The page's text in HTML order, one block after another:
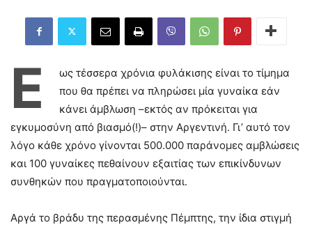
Έ
ως τέσσερα χρόνια φυλάκισης είναι το τίμημα
που θα πρέπει να πληρώσει μία γυναίκα εάν
κάνει άμβλωση –εκτός αν πρόκειται για
εγκυμοσύνη από βιασμό(!)– στην Αργεντινή. Γι’ αυτό τον
λόγο κάθε χρόνο γίνονται 500.000 παράνομες αμβλώσεις
και 100 γυναίκες πεθαίνουν εξαιτίας των επικίνδυνων
συνθηκών που πραγματοποιούνται.
Αργά το βράδυ της περασμένης Πέμπτης, την ίδια στιγμή